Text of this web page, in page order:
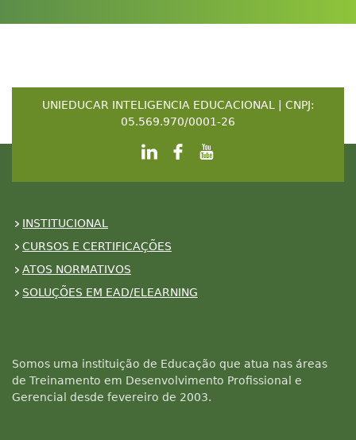
UNIEDUCAR INTELIGENCIA EDUCACIONAL | CNPJ:
05.569.970/0001-26
INSTITUCIONAL
CURSOS E CERTIFICAÇÕES
ATOS NORMATIVOS
SOLUÇÕES EM EAD/ELEARNING
Somos uma instituição de Educação que atua nas áreas
de Treinamento em Desenvolvimento Profissional e
Gerencial desde fevereiro de 2003.